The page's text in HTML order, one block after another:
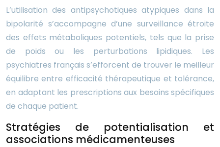
L’utilisation des antipsychotiques atypiques dans la
bipolarité s’accompagne d’une surveillance étroite
des effets métaboliques potentiels, tels que la prise
de poids ou les perturbations lipidiques. Les
psychiatres français s’efforcent de trouver le meilleur
équilibre entre efficacité thérapeutique et tolérance,
en adaptant les prescriptions aux besoins spécifiques
de chaque patient.
Stratégies de potentialisation et
associations médicamenteuses